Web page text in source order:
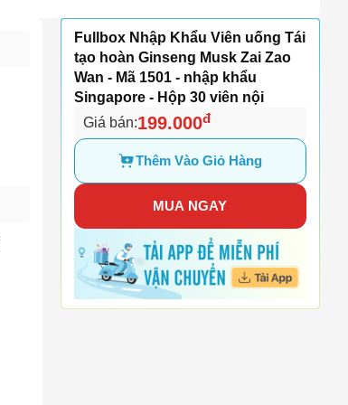
Fullbox Nhập Khẩu Viên uống Tái
tạo hoàn Ginseng Musk Zai Zao
Wan - Mã 1501 - nhập khẩu
Singapore - Hộp 30 viên nội
Giá bán:199.000đ
Thêm Vào Giỏ Hàng
MUA NGAY